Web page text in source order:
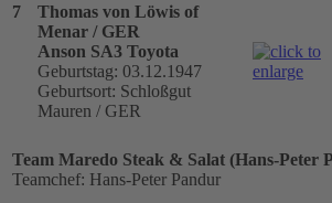
7
Thomas von Löwis of
Menar / GER
Anson SA3 Toyota
Geburtstag: 03.12.1947
Geburtsort: Schloßgut
Mauren / GER
Team Maredo Steak & Salat (Hans-Peter
Teamchef: Hans-Peter Pandur